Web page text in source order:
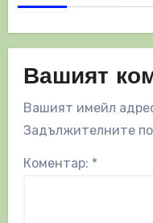
Вашият
Вашият имейл
Задължителните
Коментар: *